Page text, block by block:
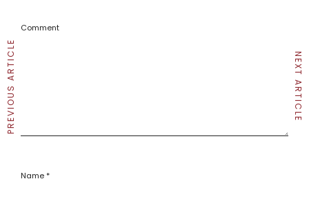
Comment
Name*
PREVIOUS ARTICLE NEXT ARTICLE